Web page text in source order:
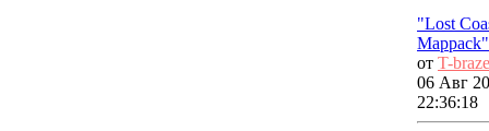
"Lost
от T-braze
06 Авг
22:36:18